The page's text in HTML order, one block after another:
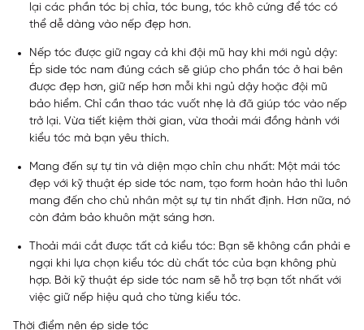
lại các phần tóc bị chỉa, tóc bung, tóc khô cứng để tóc có
thể dễ dàng vào nếp đẹp hơn.
Nếp tóc được giữ ngay cả khi đội mũ hay khi mới ngủ dậy:
Ép side tóc nam đúng cách sẽ giúp cho phần tóc ở hai bên
được đẹp hơn, giữ nếp hơn mỗi khi ngủ dậy hoặc đội mũ
bảo hiểm. Chỉ cần thao tác vuốt nhẹ là đã giúp tóc vào nếp
trở lại. Vừa tiết kiệm thời gian, vừa thoải mái đồng hành với
kiểu tóc mà bạn yêu thích.
Mang đến sự tự tin và diện mạo chỉn chu nhất: Một mái tóc
đẹp với kỹ thuật ép side tóc nam, tạo form hoàn hảo thì luôn
mang đến cho chủ nhân một sự tự tin nhất định. Hơn nữa, nó
còn đảm bảo khuôn mặt sáng hơn.
Thoải mái cắt được tất cả kiểu tóc: Bạn sẽ không cần phải e
ngại khi lựa chọn kiểu tóc dù chất tóc của bạn không phù
hợp. Bởi kỹ thuật ép side tóc nam sẽ hỗ trợ bạn tốt nhất với
việc giữ nếp hiệu quả cho từng kiểu tóc.
Thời điểm nên ép side tóc